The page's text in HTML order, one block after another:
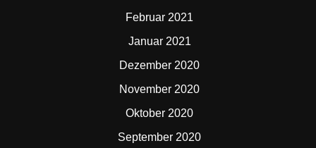
Februar 2021
Januar 2021
Dezember 2020
November 2020
Oktober 2020
September 2020